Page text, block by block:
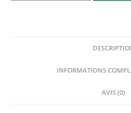
INFORMATIONS
AVIS (0)